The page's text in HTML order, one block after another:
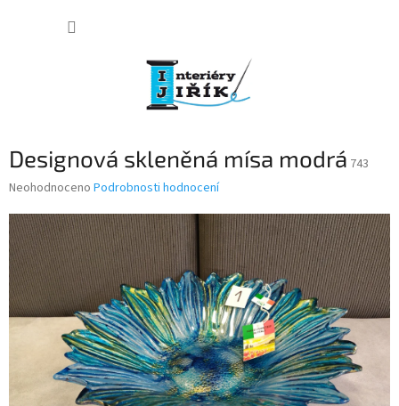
Designová skleněná mísa modrá 743
Průměrné
produktu
je
0,0
z
5
hvězdiček.
Neohodnoceno Podrobnosti hodnocení